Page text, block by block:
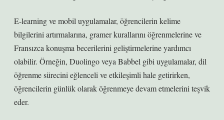
E-learning ve mobil uygulamalar, öğrencilerin kelime
bilgilerini artırmalarına, gramer kurallarını öğrenmelerine ve
Fransızca konuşma becerilerini geliştirmelerine yardımcı
olabilir. Örneğin, Duolingo veya Babbel gibi uygulamalar, dil
öğrenme sürecini eğlenceli ve etkileşimli hale getirirken,
öğrencilerin günlük olarak öğrenmeye devam etmelerini teşvik
eder.